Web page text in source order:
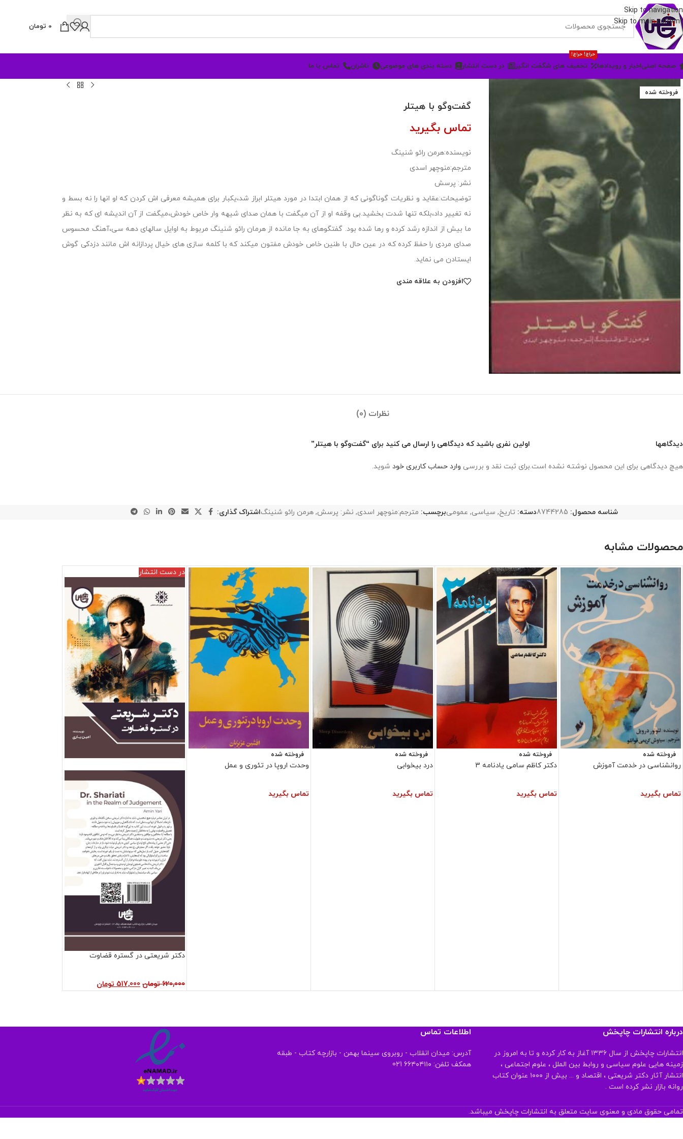
Skip to navigation
Skip to main content
0 تومان
صفحه اصلیاخبار و رویدادها تخفیف های شگفت انگیز
حراج! حراج!
در دست انتشار دسته بندی های موضوعی ناشران تماس با ما
فروخته شده
گفت‌وگو‌ با هیتلر
تماس بگیرید
نویسنده:هرمن رائو شنینگ
مترجم:منوچهر اسدی
نشر: پرسش
توضیحات:عقاید و نظریات گوناگونی که از همان ابتدا در مورد هیتلر ابراز شد،یکبار برای همیشه معرفی اش کردن که او انها را نه بسط و
نه تغییر داد،بلکه تنها شدت بخشید.بی وقفه او از آن میگفت با همان صدای شیهه وار خاص خودش،میگفت از آن اندیشه ای که به نظر
ما بیش از اندازه رشد کرده و رها شده بود. گفتگوهای به جا مانده از هرمان رائو شنینگ مربوط به اوایل سالهای دهه سی،آهنگ محسوس
صدای مردی را حفظ کرده که در عین حال با طنین خاص خودش مفتون میکند که با کلمه سازی های خیال پردازانه اش مانند دزدکی گوش
ایستادن می نماید.
افزودن به علاقه مندی
نظرات (0)
دیدگاهها
هیچ دیدگاهی برای این محصول نوشته نشده است.
اولین نفری باشید که دیدگاهی را ارسال می کنید برای “گفت‌وگو‌ با هیتلر”
برای ثبت نقد و بررسی وارد حساب کاربری خود شوید.
شناسه محصول: 8744285دسته: تاریخ, سیاسی, عمومیبرچسب: مترجم:منوچهر اسدی, نشر: پرسش, هرمن رائو شنینگاشتراک گذاری:
محصولات مشابه
فروخته شده
روانشناسی در خدمت آموزش
تماس بگیرید
فروخته شده
دکتر کاظم سامی یادنامه 3
تماس بگیرید
فروخته شده
درد بیخوابی
تماس بگیرید
فروخته شده
وحدت اروپا در تئوری و عمل
تماس بگیرید
در دست انتشار
دکتر شریعتی در گستره قضاوت
620,000 تومان 517,000 تومان
درباره انتشارات چاپخش
انتشارات چاپخش از سال ۱۳۳۶ آغاز به کار کرده و تا به امروز در
زمینه هایی علوم سیاسی و روابط بین الملل ، علوم اجتماعی ،
انتشار آثار دکتر شریعتی ، اقتصاد و ... بیش از ۱۰۰۰ عنوان کتاب
روانه بازار نشر کرده است .
اطلاعات تماس
آدرس: میدان انقلاب - روبروی سینما بهمن - بازارچه کتاب - طبقه
همکف تلفن: ۶۶۴۰۴۱۱۰ 021
تمامی حقوق مادی و معنوی سایت متعلق به انتشارات چاپخش میباشد.